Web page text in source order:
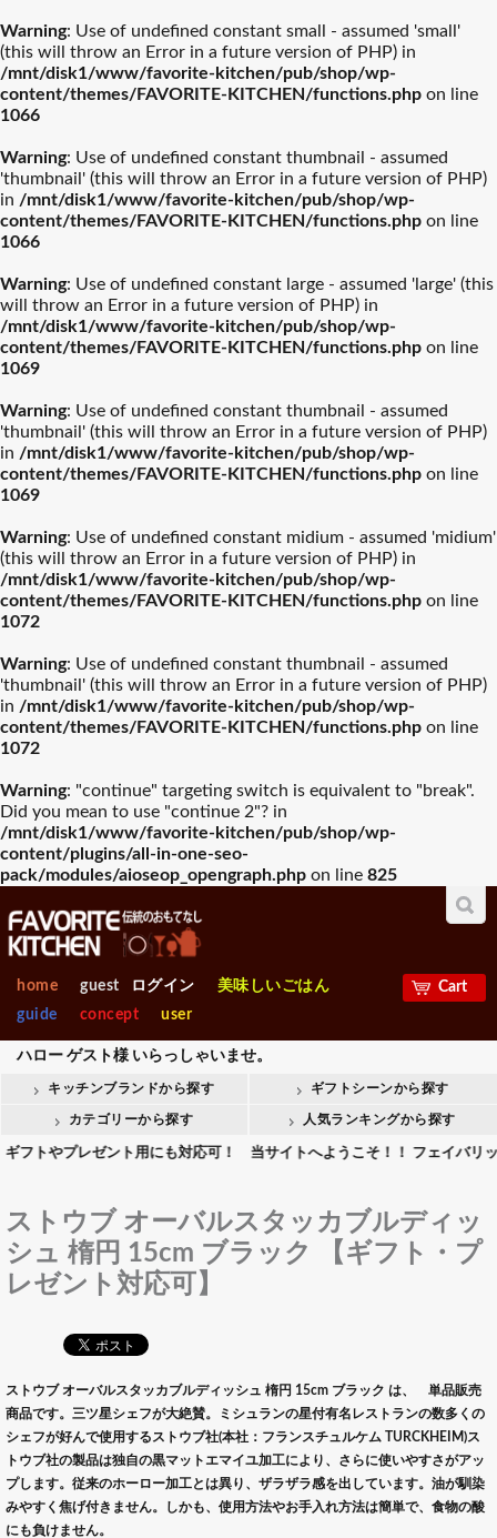
Warning: Use of undefined constant small - assumed 'small'
(this will throw an Error in a future version of PHP) in
/mnt/disk1/www/favorite-kitchen/pub/shop/wp-
content/themes/FAVORITE-KITCHEN/functions.php on line
1066
Warning: Use of undefined constant thumbnail - assumed
'thumbnail' (this will throw an Error in a future version of PHP)
in /mnt/disk1/www/favorite-kitchen/pub/shop/wp-
content/themes/FAVORITE-KITCHEN/functions.php on line
1066
Warning: Use of undefined constant large - assumed 'large' (this
will throw an Error in a future version of PHP) in
/mnt/disk1/www/favorite-kitchen/pub/shop/wp-
content/themes/FAVORITE-KITCHEN/functions.php on line
1069
Warning: Use of undefined constant thumbnail - assumed
'thumbnail' (this will throw an Error in a future version of PHP)
in /mnt/disk1/www/favorite-kitchen/pub/shop/wp-
content/themes/FAVORITE-KITCHEN/functions.php on line
1069
Warning: Use of undefined constant midium - assumed 'midium'
(this will throw an Error in a future version of PHP) in
/mnt/disk1/www/favorite-kitchen/pub/shop/wp-
content/themes/FAVORITE-KITCHEN/functions.php on line
1072
Warning: Use of undefined constant thumbnail - assumed
'thumbnail' (this will throw an Error in a future version of PHP)
in /mnt/disk1/www/favorite-kitchen/pub/shop/wp-
content/themes/FAVORITE-KITCHEN/functions.php on line
1072
Warning: "continue" targeting switch is equivalent to "break".
Did you mean to use "continue 2"? in
/mnt/disk1/www/favorite-kitchen/pub/shop/wp-
content/plugins/all-in-one-seo-
pack/modules/aioseop_opengraph.php on line 825
home guest ログイン
美味しいごはん
guide
concept user
ハロー ゲスト様いらっしゃいませ。
Cart
キッチンブランドから探す ギフトシーンから探す
カテゴリーから探す 人気ランキングから探す
やプレゼント用にも対応可！ 当サイトへようこそ！！ フェイバリッ
ストウブ オーバルスタッカブルディッ
シュ 楕円 15cm ブラック 【ギフト・プ
レゼント対応可】
ストウブ オーバルスタッカブルディッシュ 楕円 15cm ブラック は、 単品販売
商品です。三ツ星シェフが大絶賛。ミシュランの星付有名レストランの数多くの
シェフが好んで使用するストウブ社(本社：フランスチュルケム TURCKHEIM)ス
トウブ社の製品は独自の黒マットエマイユ加工により、さらに使いやすさがアッ
プします。従来のホーロー加工とは異り、ザラザラ感を出しています。油が馴染
みやすく焦げ付きません。しかも、使用方法やお手入れ方法は簡単で、食物の酸
にも負けません。